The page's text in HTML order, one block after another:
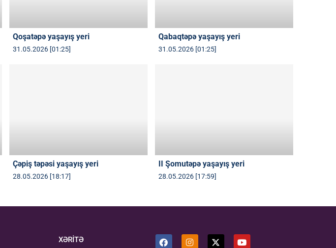
Qoşatəpə yaşayış yeri
31.05.2026 [01:25]
Qabaqtəpə yaşayış yeri
31.05.2026 [01:25]
Çəpiş təpəsi yaşayış yeri
28.05.2026 [18:17]
II Şomutəpə yaşayış yeri
28.05.2026 [17:59]
XƏRİTƏ